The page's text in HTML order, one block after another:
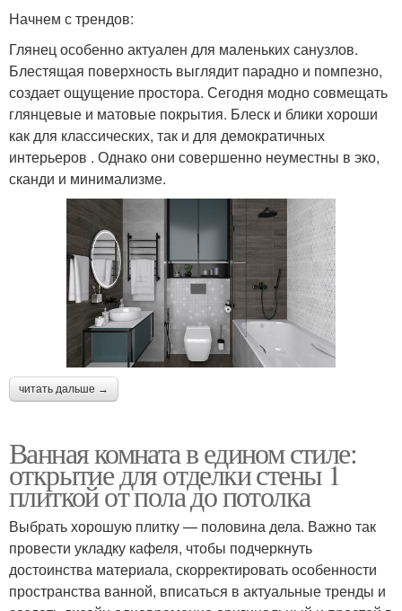
Начнем с трендов:
Глянец особенно актуален для маленьких санузлов.
Блестящая поверхность выглядит парадно и помпезно,
создает ощущение простора. Сегодня модно совмещать
глянцевые и матовые покрытия. Блеск и блики хороши
как для классических, так и для демократичных
интерьеров . Однако они совершенно неуместны в эко,
сканди и минимализме.
читать дальше →
Ванная комната в едином стиле:
открытие для отделки стены 1
плиткой от пола до потолка
Выбрать хорошую плитку — половина дела. Важно так
провести укладку кафеля, чтобы подчеркнуть
достоинства материала, скорректировать особенности
пространства ванной, вписаться в актуальные тренды и